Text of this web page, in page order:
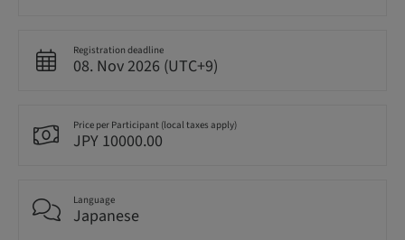
Registration deadline
08. Nov 2026 (UTC+9)
Price per Participant (local taxes apply)
JPY 10000.00
Language
Japanese